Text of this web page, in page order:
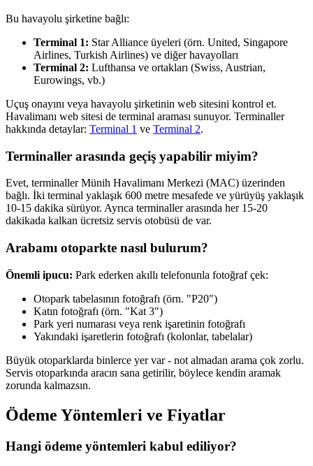
Bu havayolu şirketine bağlı:
Terminal 1: Star Alliance üyeleri (örn. United, Singapore
Airlines, Turkish Airlines) ve diğer havayolları
Terminal 2: Lufthansa ve ortakları (Swiss, Austrian,
Eurowings, vb.)
Uçuş onayını veya havayolu şirketinin web sitesini kontrol et.
Havalimanı web sitesi de terminal araması sunuyor. Terminaller
hakkında detaylar: Terminal 1 ve Terminal 2.
Terminaller arasında geçiş yapabilir miyim?
Evet, terminaller Münih Havalimanı Merkezi (MAC) üzerinden
bağlı. İki terminal yaklaşık 600 metre mesafede ve yürüyüş yaklaşık
10-15 dakika sürüyor. Ayrıca terminaller arasında her 15-20
dakikada kalkan ücretsiz servis otobüsü de var.
Arabamı otoparkte nasıl bulurum?
Önemli ipucu: Park ederken akıllı telefonunla fotoğraf çek:
Otopark tabelasının fotoğrafı (örn. "P20")
Katın fotoğrafı (örn. "Kat 3")
Park yeri numarası veya renk işaretinin fotoğrafı
Yakındaki işaretlerin fotoğrafı (kolonlar, tabelalar)
Büyük otoparklarda binlerce yer var - not almadan arama çok zorlu.
Servis otoparkında aracın sana getirilir, böylece kendin aramak
zorunda kalmazsın.
Ödeme Yöntemleri ve Fiyatlar
Hangi ödeme yöntemleri kabul ediliyor?